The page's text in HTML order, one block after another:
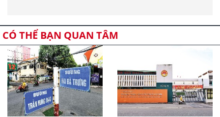
CÓ THỂ BẠN QUAN TÂM